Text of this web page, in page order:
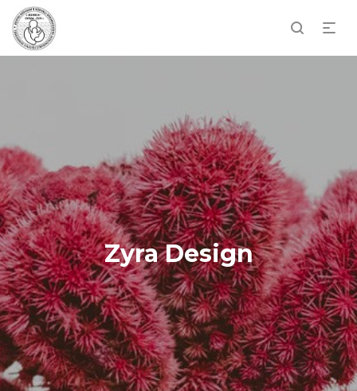
Zyra Design